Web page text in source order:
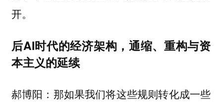
开。
后AI时代的经济架构，通缩、重构与资
本主义的延续
郝博阳：那如果我们将这些规则转化成一些